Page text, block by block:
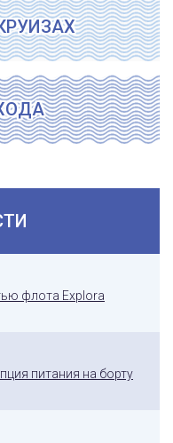
флота Explora
питания на борту